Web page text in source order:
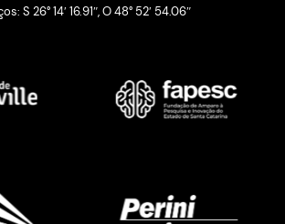
S 26° 14′ 16.91″, O 48° 52′ 54.06″